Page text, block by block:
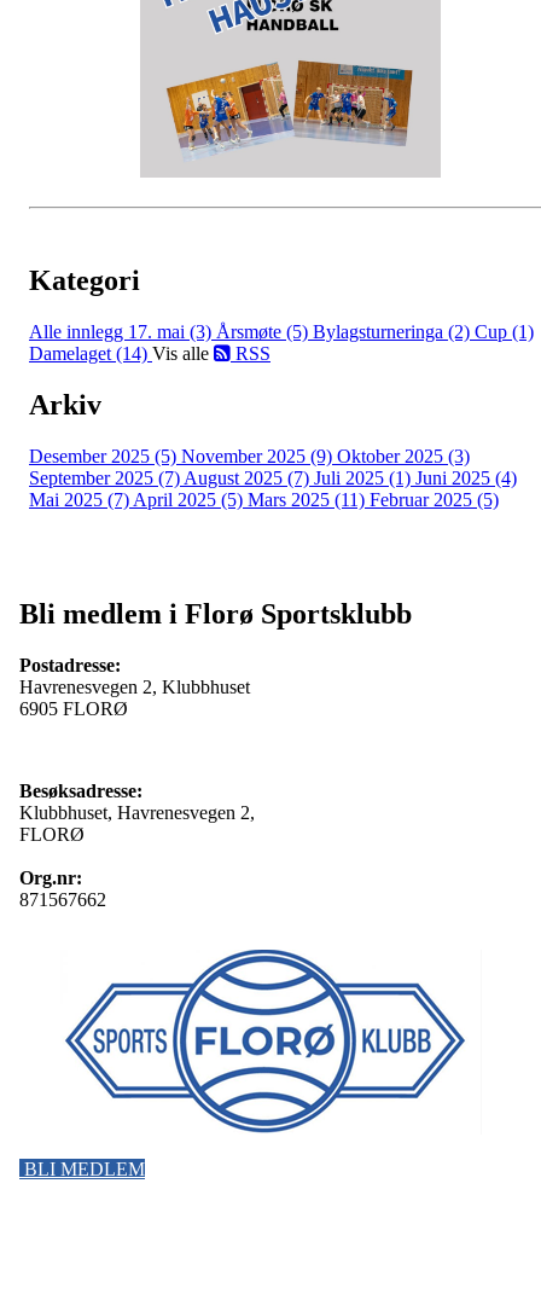
Kategori
Alle innlegg 17. mai (3) Årsmøte (5) Bylagsturneringa (2) Cup (1)
Damelaget (14) Vis alle RSS
Arkiv
Desember 2025 (5) November 2025 (9) Oktober 2025 (3)
September 2025 (7) August 2025 (7) Juli 2025 (1) Juni 2025 (4)
Mai 2025 (7) April 2025 (5) Mars 2025 (11) Februar 2025 (5)
Bli medlem i Florø Sportsklubb
Postadresse:
Havrenesvegen 2, Klubbhuset
6905 FLORØ
Besøksadresse:
Klubbhuset, Havrenesvegen 2,
FLORØ
Org.nr:
871567662
BLI MEDLEM